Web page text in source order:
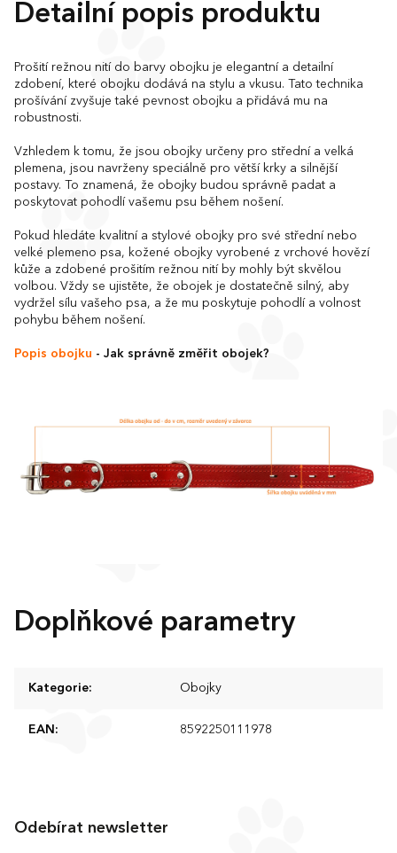
Detailní popis produktu
Prošití režnou nití do barvy obojku je elegantní a detailní
zdobení, které obojku dodává na stylu a vkusu. Tato technika
prošívání zvyšuje také pevnost obojku a přidává mu na
robustnosti.
Vzhledem k tomu, že jsou obojky určeny pro střední a velká
plemena, jsou navrženy speciálně pro větší krky a silnější
postavy. To znamená, že obojky budou správně padat a
poskytovat pohodlí vašemu psu během nošení.
Pokud hledáte kvalitní a stylové obojky pro své střední nebo
velké plemeno psa, kožené obojky vyrobené z vrchové hovězí
kůže a zdobené prošitím režnou nití by mohly být skvělou
volbou. Vždy se ujistěte, že obojek je dostatečně silný, aby
vydržel sílu vašeho psa, a že mu poskytuje pohodlí a volnost
pohybu během nošení.
Popis obojku - Jak správně změřit obojek?
Doplňkové parametry
Kategorie: Obojky
EAN : 8592250111978
Odebírat newsletter